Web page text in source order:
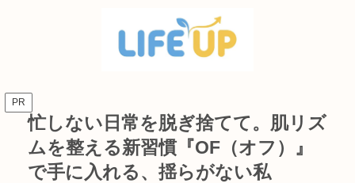
PR
忙しない日常を脱ぎ捨てて。肌リズ
ムを整える新習慣『OF（オフ）』
で手に入れる、揺らがない私